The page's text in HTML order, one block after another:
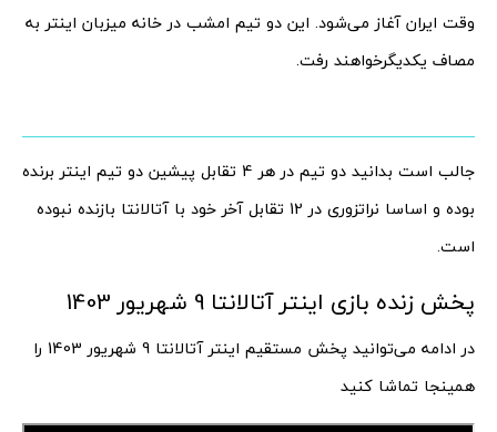
وقت ایران آغاز می‌شود. این دو تیم امشب در خانه میزبان اینتر به
مصاف یکدیگرخواهند رفت.
جالب است بدانید دو تیم در هر 4 تقابل پیشین دو تیم اینتر برنده
بوده و اساسا نراتزوری در 12 تقابل آخر خود با آتالانتا بازنده نبوده
است.
پخش زنده بازی اینتر آتالانتا 9 شهریور 1403
در ادامه می‌توانید پخش مستقیم اینتر آتالانتا 9 شهریور 1403 را
همینجا تماشا کنید